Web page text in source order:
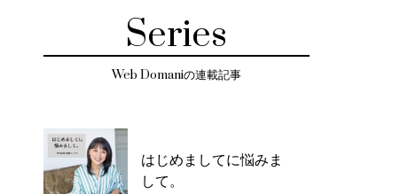
Series
Web Domaniの連載記事
はじめましてに悩みま
して。